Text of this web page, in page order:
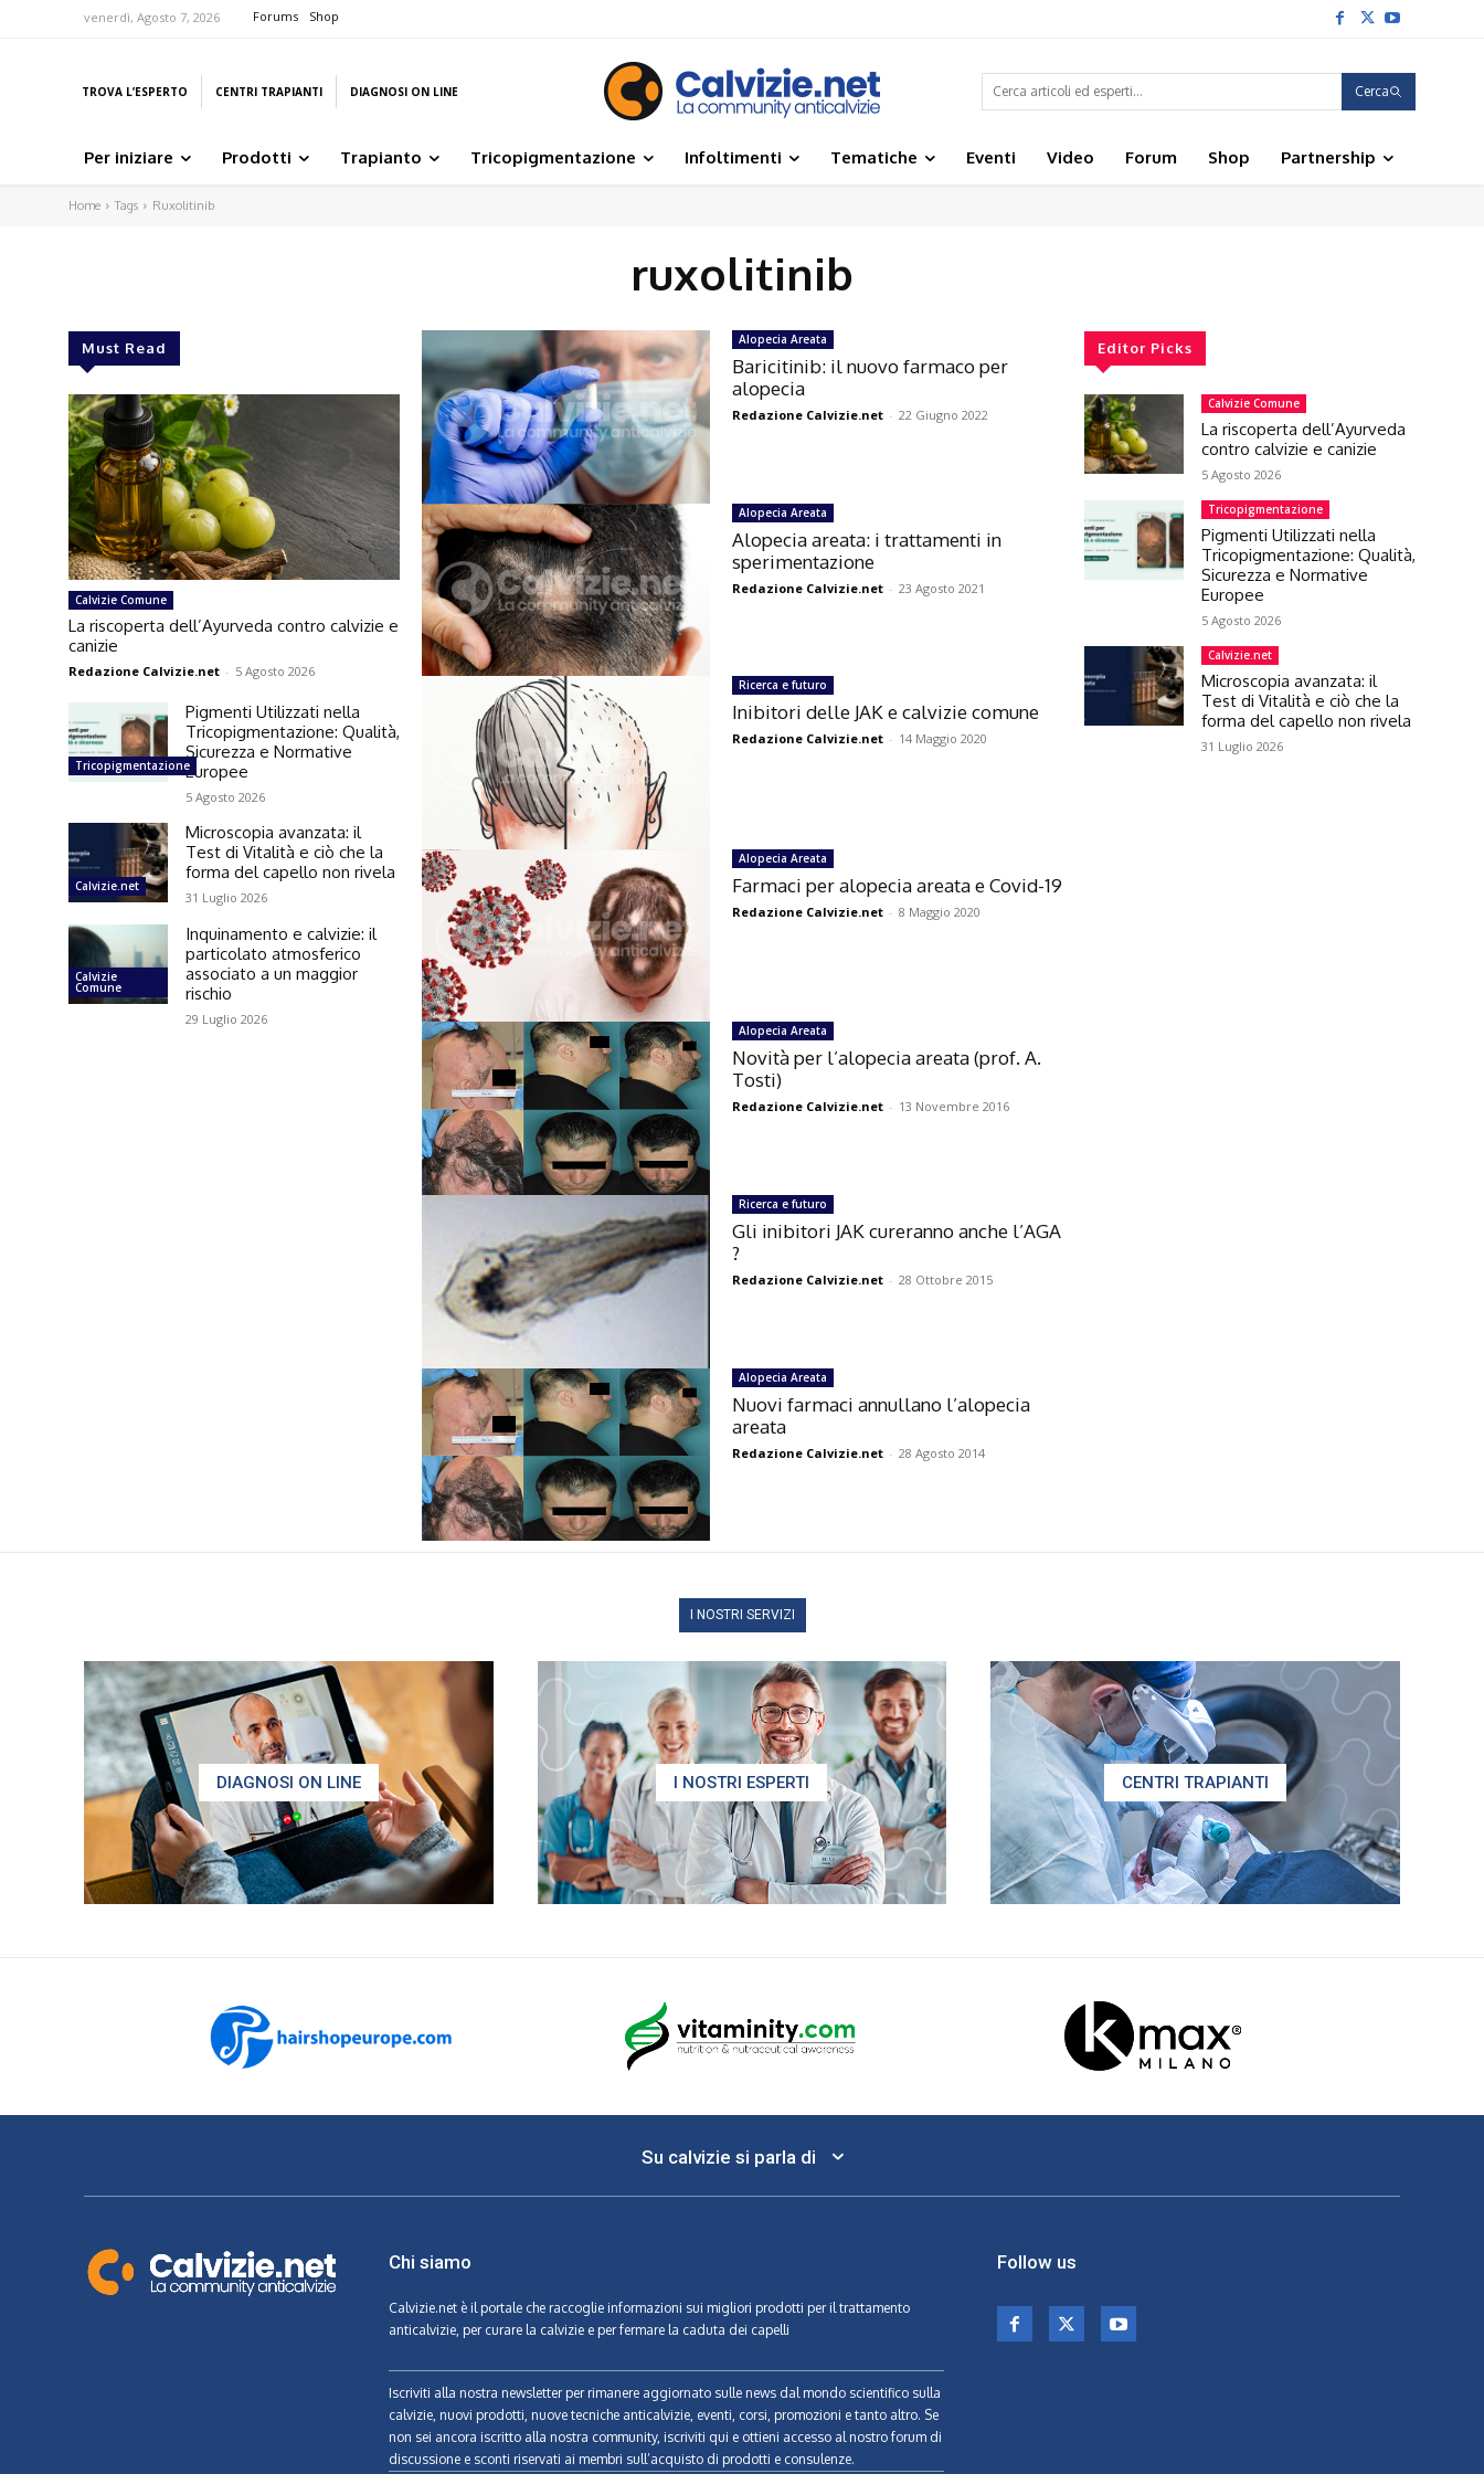
venerdì, Agosto 7, 2026 Forums Shop
TROVA L’ESPERTO CENTRI TRAPIANTI DIAGNOSI ON LINE Cerca
Per iniziare Prodotti Trapianto Tricopigmentazione Infoltimenti Tematiche Eventi Video Forum Shop Partnership
Home Tags Ruxolitinib
ruxolitinib
Must Read
Calvizie Comune
La riscoperta dell’Ayurveda contro calvizie e
canizie
Redazione Calvizie.net - 5 Agosto 2026
Tricopigmentazione
Pigmenti Utilizzati nella
Tricopigmentazione: Qualità,
Sicurezza e Normative
Europee
5 Agosto 2026
Calvizie.net
Microscopia avanzata: il
Test di Vitalità e ciò che la
forma del capello non rivela
31 Luglio 2026
Calvizie
Comune
Inquinamento e calvizie: il
particolato atmosferico
associato a un maggior
rischio
29 Luglio 2026
Alopecia Areata
Baricitinib: il nuovo farmaco per
alopecia
Redazione Calvizie.net - 22 Giugno 2022
Alopecia Areata
Alopecia areata: i trattamenti in
sperimentazione
Redazione Calvizie.net - 23 Agosto 2021
Ricerca e futuro
Inibitori delle JAK e calvizie comune
Redazione Calvizie.net - 14 Maggio 2020
Alopecia Areata
Farmaci per alopecia areata e Covid-19
Redazione Calvizie.net - 8 Maggio 2020
Alopecia Areata
Novità per l’alopecia areata (prof. A.
Tosti)
Redazione Calvizie.net - 13 Novembre 2016
Ricerca e futuro
Gli inibitori JAK cureranno anche l’AGA
?
Redazione Calvizie.net - 28 Ottobre 2015
Alopecia Areata
Nuovi farmaci annullano l’alopecia
areata
Redazione Calvizie.net - 28 Agosto 2014
Editor Picks
Calvizie Comune
La riscoperta dell’Ayurveda
contro calvizie e canizie
5 Agosto 2026
Tricopigmentazione
Pigmenti Utilizzati nella
Tricopigmentazione: Qualità,
Sicurezza e Normative
Europee
5 Agosto 2026
Calvizie.net
Microscopia avanzata: il
Test di Vitalità e ciò che la
forma del capello non rivela
31 Luglio 2026
I NOSTRI SERVIZI
DIAGNOSI ON LINE I NOSTRI ESPERTI CENTRI TRAPIANTI
Su calvizie si parla di
Chi siamo
Calvizie.netè il portale che raccoglie informazioni sui migliori prodotti per il trattamento
anticalvizie, per curare la calvizie e per fermare la caduta dei capelli
Iscriviti alla nostra newsletter per rimanere aggiornato sulle news dal mondo scientifico sulla
calvizie, nuovi prodotti, nuove tecniche anticalvizie, eventi, corsi, promozioni e tanto altro. Se
non sei ancora iscritto alla nostra community, iscriviti qui e ottieni accesso al nostro forum di
discussione e sconti riservati ai membri sull’acquisto di prodotti e consulenze.
Follow us